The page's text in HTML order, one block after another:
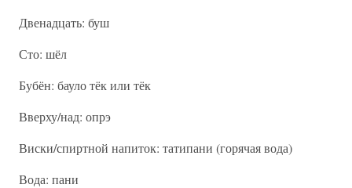
Двенадцать: буш
Сто: шёл
Бубён: бауло тёк или тёк
Вверху/над: опрэ
Виски/спиртной напиток: татипани (горячая вода)
Вода: пани